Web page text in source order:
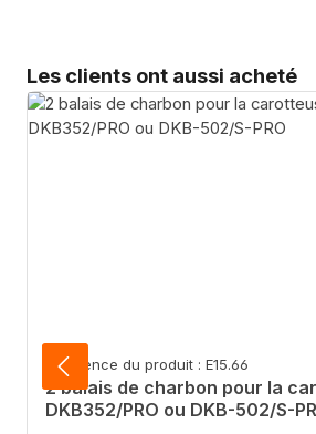
Sauter la galerie de produits
Les clients ont aussi acheté
Référence du produit : E15.66
2 balais de charbon pour la
DKB352/PRO ou DKB-502/S-